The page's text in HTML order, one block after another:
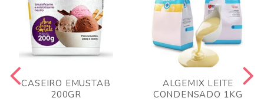
CASEIRO EMUSTAB
200GR
ALGEMIX LEITE
CONDENSADO 1KG